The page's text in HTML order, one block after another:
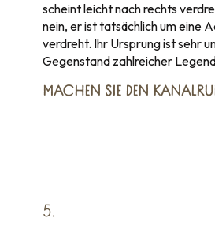
scheint leicht nach rechts
nein, er ist tatsächlich um eine
verdreht. Ihr Ursprung ist sehr
Gegenstand zahlreicher
MACHEN SIE DEN
5.